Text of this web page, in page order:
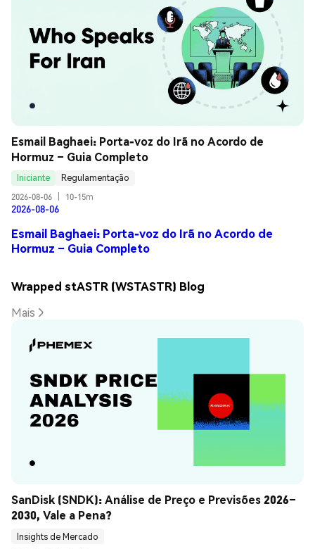
Esmail Baghaei: Porta-voz do Irã no Acordo de
Hormuz – Guia Completo
Iniciante
Regulamentação
2026-08-06
10-15m
2026-08-06
Esmail Baghaei: Porta-voz do Irã no Acordo de
Hormuz – Guia Completo
Wrapped stASTR (WSTASTR) Blog
Mais
SanDisk (SNDK): Análise de Preço e Previsões 2026–
2030, Vale a Pena?
Insights de Mercado